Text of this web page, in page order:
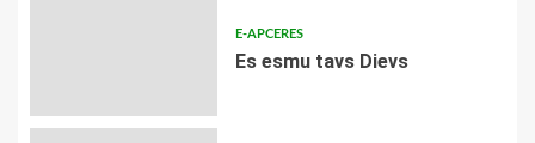
E-APCERES
Es esmu tavs Dievs